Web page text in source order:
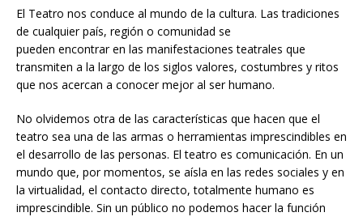
El Teatro nos conduce al mundo de la cultura. Las tradiciones
de cualquier país, región o comunidad se
pueden encontrar en las manifestaciones teatrales que
transmiten a la largo de los siglos valores, costumbres y ritos
que nos acercan a conocer mejor al ser humano.
No olvidemos otra de las características que hacen que el
teatro sea una de las armas o herramientas imprescindibles en
el desarrollo de las personas. El teatro es comunicación. En un
mundo que, por momentos, se aísla en las redes sociales y en
la virtualidad, el contacto directo, totalmente humano es
imprescindible. Sin un público no podemos hacer la función